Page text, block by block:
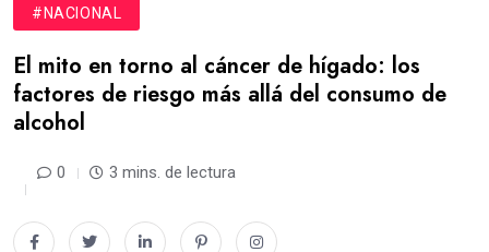
#NACIONAL
El mito en torno al cáncer de hígado: los
factores de riesgo más allá del consumo de
alcohol
0 3 mins. de lectura